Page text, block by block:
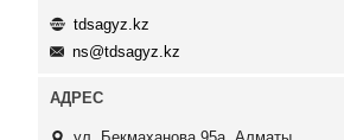
tdsagyz.kz
ns@tdsagyz.kz